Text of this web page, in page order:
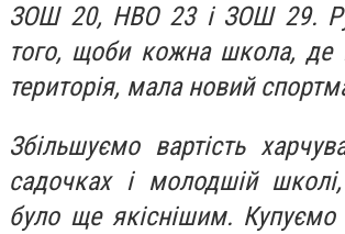
ЗОШ 20, НВО 23 і ЗОШ 29.
того, щоби кожна школа, де
територія, мала новий
Збільшуємо вартість
садочках і молодшій
було ще якіснішим. Купуємо